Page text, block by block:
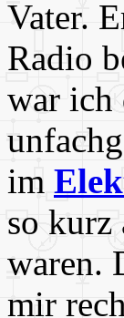
Vater.
Radio
war ich
im
so kurz
waren.
mir